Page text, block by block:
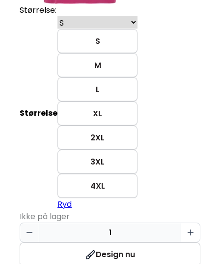
Størrelse:
Størrelse
S
M
L
XL
2XL
3XL
4XL
Ryd
Ikke på lager
T-
TIME®
Design nu